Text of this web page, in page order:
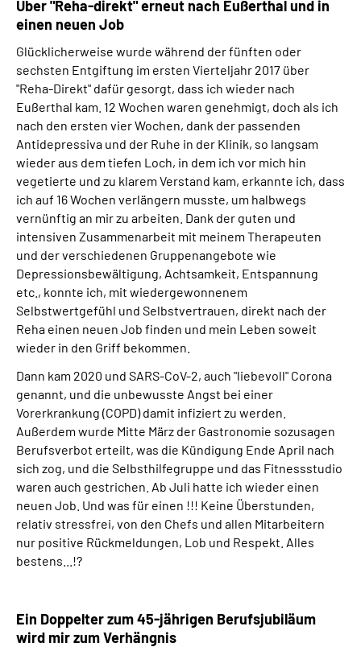
Über "Reha-direkt" erneut nach Eußerthal und in
einen neuen Job
Glücklicherweise wurde während der fünften oder
sechsten Entgiftung im ersten Vierteljahr 2017 über
"Reha-Direkt" dafür gesorgt, dass ich wieder nach
Eußerthal kam. 12 Wochen waren genehmigt, doch als ich
nach den ersten vier Wochen, dank der passenden
Antidepressiva und der Ruhe in der Klinik, so langsam
wieder aus dem tiefen Loch, in dem ich vor mich hin
vegetierte und zu klarem Verstand kam, erkannte ich, dass
ich auf 16 Wochen verlängern musste, um halbwegs
vernünftig an mir zu arbeiten. Dank der guten und
intensiven Zusammenarbeit mit meinem Therapeuten
und der verschiedenen Gruppenangebote wie
Depressionsbewältigung, Achtsamkeit, Entspannung
etc., konnte ich, mit wiedergewonnenem
Selbstwertgefühl und Selbstvertrauen, direkt nach der
Reha einen neuen Job finden und mein Leben soweit
wieder in den Griff bekommen.
Dann kam 2020 und SARS-CoV-2, auch "liebevoll" Corona
genannt, und die unbewusste Angst bei einer
Vorerkrankung (COPD) damit infiziert zu werden.
Außerdem wurde Mitte März der Gastronomie sozusagen
Berufsverbot erteilt, was die Kündigung Ende April nach
sich zog, und die Selbsthilfegruppe und das Fitnessstudio
waren auch gestrichen. Ab Juli hatte ich wieder einen
neuen Job. Und was für einen !!! Keine Überstunden,
relativ stressfrei, von den Chefs und allen Mitarbeitern
nur positive Rückmeldungen, Lob und Respekt. Alles
bestens...!?
Ein Doppelter zum 45-jährigen Berufsjubiläum
wird mir zum Verhängnis